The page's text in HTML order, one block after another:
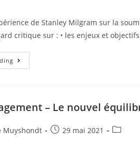
de Stanley Milgram sur la
critique sur : • les enjeux et
– Le nouvel
Muyshondt 29 mai 2021